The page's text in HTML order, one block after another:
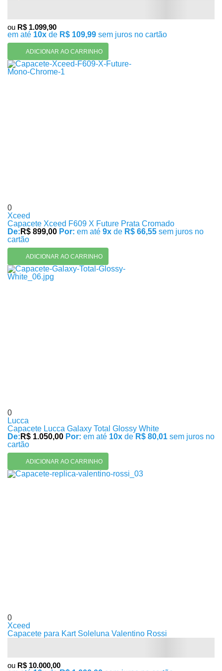
ou R$ 1.099,90
em até 10x de R$ 109,99 sem juros no cartão
ADICIONAR AO CARRINHO
0
Xceed
Capacete Xceed F609 X Future Prata Cromado
De: R$ 899,00 Por: em até 9x de R$ 66,55 sem juros no
cartão
ADICIONAR AO CARRINHO
0
Lucca
Capacete Lucca Galaxy Total Glossy White
De: R$ 1.050,00 Por: em até 10x de R$ 80,01 sem juros no
cartão
ADICIONAR AO CARRINHO
0
Xceed
Capacete para Kart Soleluna Valentino Rossi
ou R$ 10.000,00